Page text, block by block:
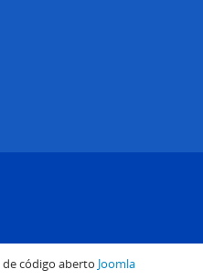
de código aberto Joomla